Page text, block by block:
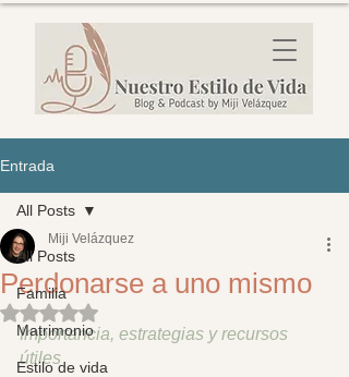
Entrada
All Posts
Familia
Matrimonio
Estilo de vida
All Posts
Perdonarse a uno mismo
Miji Velázquez
Obtuvo NaN de 5 estrellas.
Importancia, estrategias y recursos
útiles